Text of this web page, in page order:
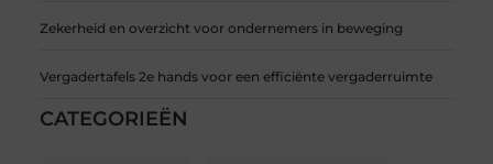
Zekerheid en overzicht voor ondernemers in beweging
Vergadertafels 2e hands voor een efficiënte vergaderruimte
CATEGORIEËN